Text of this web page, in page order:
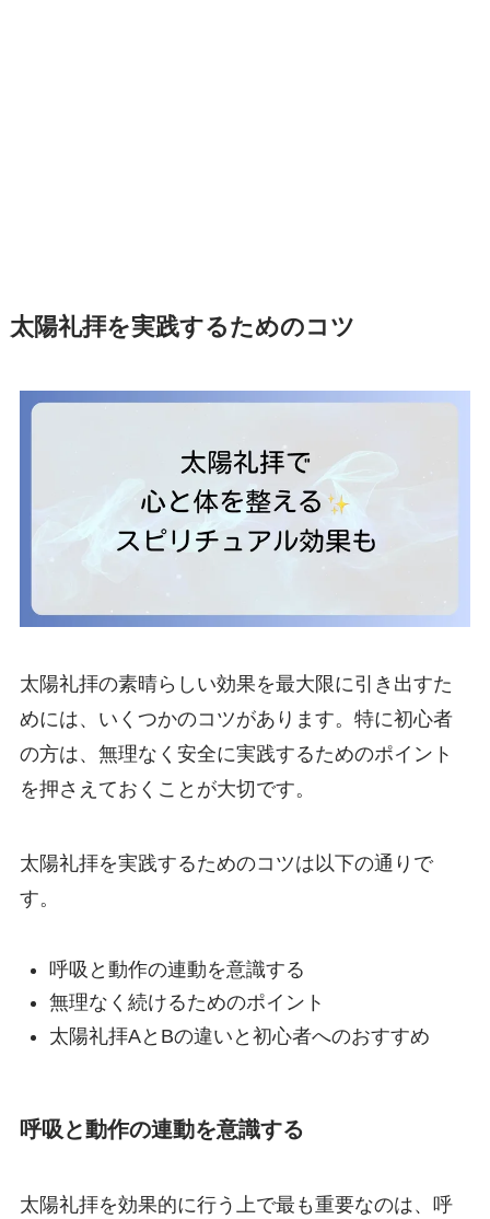
太陽礼拝を実践するためのコツ
太陽礼拝の素晴らしい効果を最大限に引き出すた
めには、いくつかのコツがあります。特に初心者
の方は、無理なく安全に実践するためのポイント
を押さえておくことが大切です。
太陽礼拝を実践するためのコツは以下の通りで
す。
呼吸と動作の連動を意識する
無理なく続けるためのポイント
太陽礼拝AとBの違いと初心者へのおすすめ
呼吸と動作の連動を意識する
太陽礼拝を効果的に行う上で最も重要なのは、呼